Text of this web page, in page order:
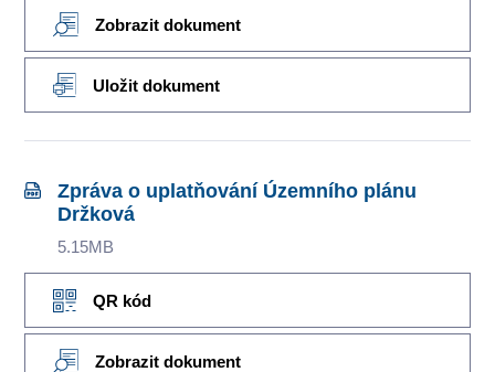
Zobrazit dokument
Uložit dokument
Zpráva o uplatňování Územního plánu
Držková
5.15MB
QR kód
Zobrazit dokument